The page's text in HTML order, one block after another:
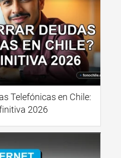
Telefónicas en Chile:
2026